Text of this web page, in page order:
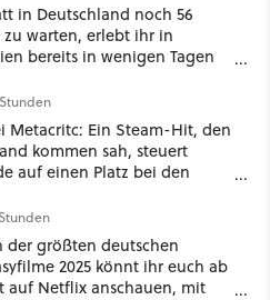
in Deutschland noch 56
zu warten, erlebt ihr in
bereits in wenigen Tagen
Metacritc: Ein Steam-Hit, den
kommen sah, steuert
auf einen Platz bei den
der größten deutschen
2025 könnt ihr euch ab
auf Netflix anschauen, mit